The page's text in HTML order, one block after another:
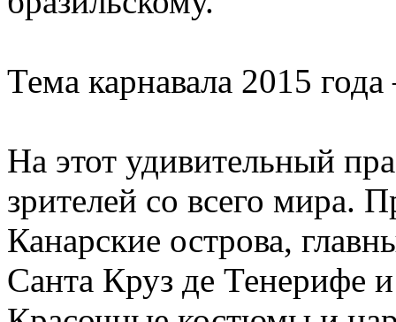
Тема карнавала 2015
На этот удивительный
зрителей со всего мира.
Канарские острова,
Санта Круз де Тенерифе